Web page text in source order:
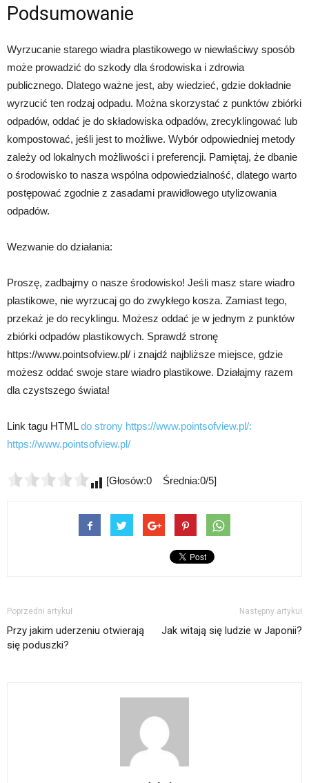
Podsumowanie
Wyrzucanie starego wiadra plastikowego w niewłaściwy sposób
może prowadzić do szkody dla środowiska i zdrowia
publicznego. Dlatego ważne jest, aby wiedzieć, gdzie dokładnie
wyrzucić ten rodzaj odpadu. Można skorzystać z punktów zbiórki
odpadów, oddać je do składowiska odpadów, zrecyklingować lub
kompostować, jeśli jest to możliwe. Wybór odpowiedniej metody
zależy od lokalnych możliwości i preferencji. Pamiętaj, że dbanie
o środowisko to nasza wspólna odpowiedzialność, dlatego warto
postępować zgodnie z zasadami prawidłowego utylizowania
odpadów.
Wezwanie do działania:
Proszę, zadbajmy o nasze środowisko! Jeśli masz stare wiadro
plastikowe, nie wyrzucaj go do zwykłego kosza. Zamiast tego,
przekaż je do recyklingu. Możesz oddać je w jednym z punktów
zbiórki odpadów plastikowych. Sprawdź stronę
https://www.pointsofview.pl/ i znajdź najbliższe miejsce, gdzie
możesz oddać swoje stare wiadro plastikowe. Działajmy razem
dla czystszego świata!
Link tagu HTMLdo strony https://www.pointsofview.pl/:
https://www.pointsofview.pl/
[Głosów:0 Średnia:0/5]
Poprzedni artykuł
Przy jakim uderzeniu otwierają
się poduszki?
Następny artykuł
Jak witają się ludzie w Japonii?